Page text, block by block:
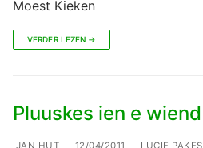
Moest Kieken
VERDER LEZEN →
Pluuskes ien e
JAN HUT 12/04/2011 LUCIE PAKES